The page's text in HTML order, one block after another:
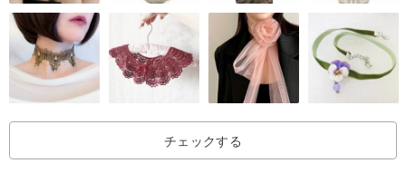
チェックする